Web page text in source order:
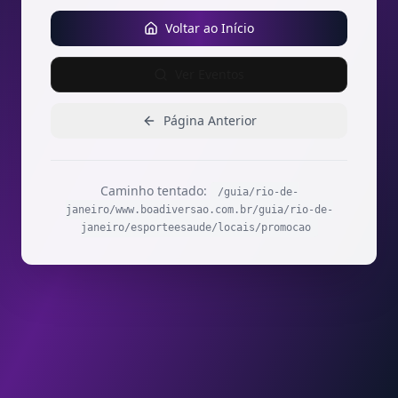
Voltar ao Início
Página Anterior
Caminho tentado:
/guia/rio-de-
janeiro/www.boadiversao.com.br/guia/rio-de-
janeiro/esporteesaude/locais/promocao